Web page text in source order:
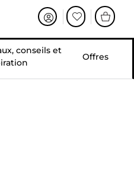
conseils et
Offres